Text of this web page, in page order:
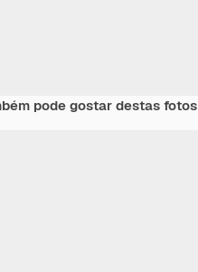
pode gostar destas fotos